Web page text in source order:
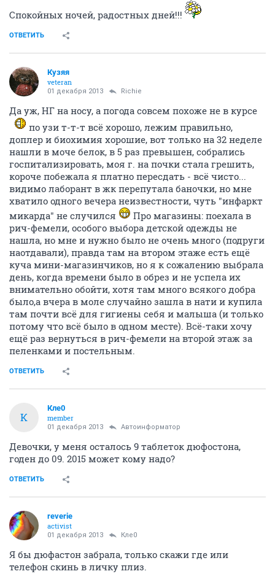
Спокойных ночей, радостных дней!!!
ОТВЕТИТЬ
Кузяя
veteran
01 декабря 2013 Richie
Да уж, НГ на носу, а погода совсем похоже не в курсе
по узи т-т-т всё хорошо, лежим правильно,
доплер и биохимия хорошие, вот только на 32 неделе
нашли в моче белок, в 5 раз превышен, собрались
госпитализировать, моя г. на почки стала грешить,
короче побежала я платно пересдать - всё чисто...
видимо лаборант в жк перепутала баночки, но мне
хватило одного вечера неизвестности, чуть "инфаркт
микарда" не случился
Про магазины: поехала в
рич-фемели, особого выбора детской одежды не
нашла, но мне и нужно было не очень много (подруги
наотдавали), правда там на втором этаже есть ещё
куча мини-магазинчиков, но я к сожалению выбрала
день, когда времени было в обрез и не успела их
внимательно обойти, хотя там много всякого добра
было,а вчера в моле случайно зашла в нати и купила
там почти всё для гигиены себя и малыша (и только
потому что всё было в одном месте). Всё-таки хочу
ещё раз вернуться в рич-фемели на второй этаж за
пеленками и постельным.
ОТВЕТИТЬ
К
Кле0
member
01 декабря 2013 Автоинформатор
Девочки, у меня осталось 9 таблеток дюфостона,
годен до 09. 2015 может кому надо?
ОТВЕТИТЬ
reverie
activist
01 декабря 2013 Кле0
Я бы дюфастон забрала, только скажи где или
телефон скинь в личку плиз.